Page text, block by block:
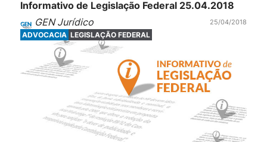
Informativo de Legislação Federal 25.04.2018
GEN Jurídico
25/04/2018
ADVOCACIA LEGISLAÇÃO FEDERAL